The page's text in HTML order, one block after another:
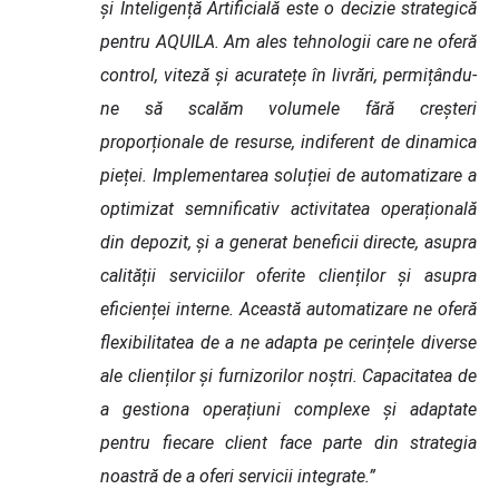
și Inteligență Artificială este o decizie strategică
pentru AQUILA. Am ales tehnologii care ne oferă
control, viteză și acuratețe în livrări, permițându-
ne să scalăm volumele fără creșteri
proporționale de resurse, indiferent de dinamica
pieței. Implementarea soluției de automatizare a
optimizat semnificativ activitatea operațională
din depozit, și a generat beneficii directe, asupra
calității serviciilor oferite clienților și asupra
eficienței interne. Această automatizare ne oferă
flexibilitatea de a ne adapta pe cerințele diverse
ale clienților și furnizorilor noștri. Capacitatea de
a gestiona operațiuni complexe și adaptate
pentru fiecare client face parte din strategia
noastră de a oferi servicii integrate.”